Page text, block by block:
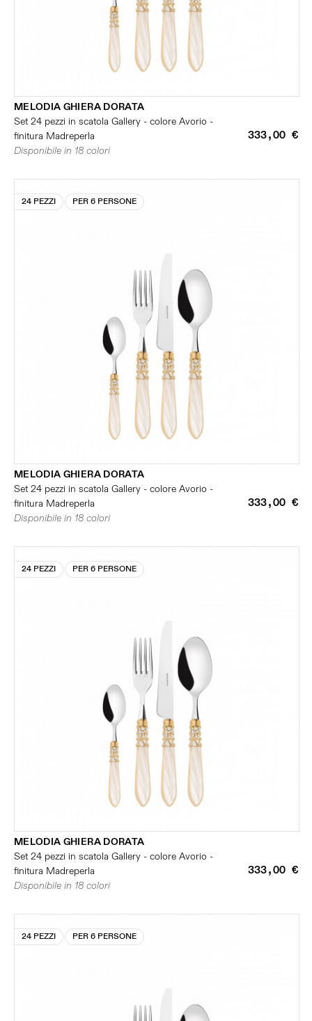
MELODIA GHIERA DORATA
Set 24 pezzi in scatola Gallery - colore Avorio -
finitura Madreperla
333,00 €
Disponibile in 18 colori
24 PEZZI PER 6 PERSONE
MELODIA GHIERA DORATA
Set 24 pezzi in scatola Gallery - colore Avorio -
finitura Madreperla
333,00 €
Disponibile in 18 colori
24 PEZZI PER 6 PERSONE
MELODIA GHIERA DORATA
Set 24 pezzi in scatola Gallery - colore Avorio -
finitura Madreperla
333,00 €
Disponibile in 18 colori
24 PEZZI PER 6 PERSONE